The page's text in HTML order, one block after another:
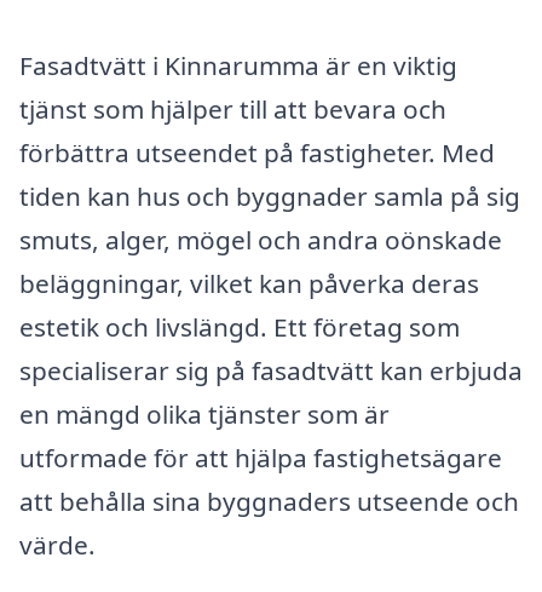
Fasadtvätt i Kinnarumma är en viktig
tjänst som hjälper till att bevara och
förbättra utseendet på fastigheter. Med
tiden kan hus och byggnader samla på sig
smuts, alger, mögel och andra oönskade
beläggningar, vilket kan påverka deras
estetik och livslängd. Ett företag som
specialiserar sig på fasadtvätt kan erbjuda
en mängd olika tjänster som är
utformade för att hjälpa fastighetsägare
att behålla sina byggnaders utseende och
värde.